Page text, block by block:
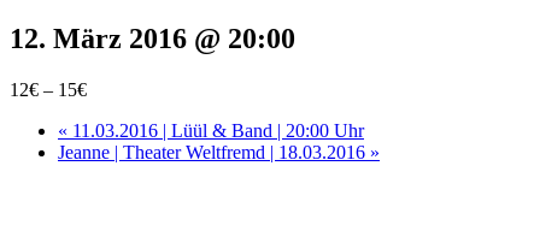
12. März 2016 @ 20:00
12€ – 15€
« 11.03.2016 | Lüül & Band | 20:00 Uhr
Jeanne | Theater Weltfremd | 18.03.2016 »